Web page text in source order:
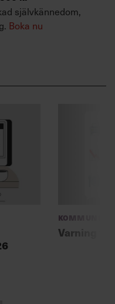
självkännedom,
Boka nu
Varning